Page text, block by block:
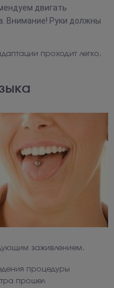
двигать
Внимание! Руки должны
проходит легко.
заживлением.
процедуры
прошел